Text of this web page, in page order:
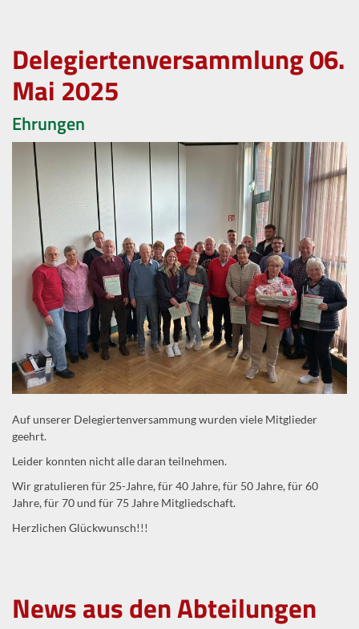
Delegiertenversammlung 06.
Mai 2025
Ehrungen
Auf unserer Delegiertenversammung wurden viele Mitglieder
geehrt.
Leider konnten nicht alle daran teilnehmen.
Wir gratulieren für 25-Jahre, für 40 Jahre, für 50 Jahre, für 60
Jahre, für 70 und für 75 Jahre Mitgliedschaft.
Herzlichen Glückwunsch!!!
News aus den Abteilungen